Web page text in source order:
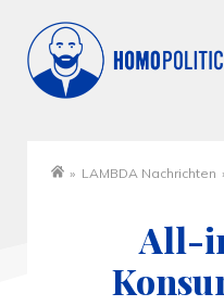
» LAMBDA Nachrichten
All-